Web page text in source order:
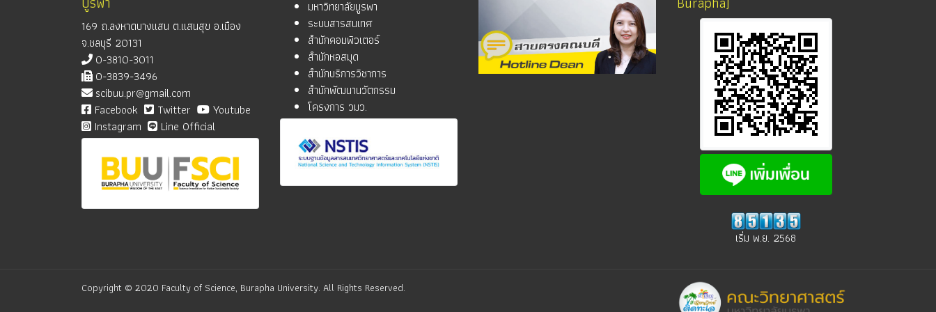
169 ถ.ลงหาดบางแสน ต.แสนสุข อ.เมือง
จ.ชลบุรี 20131
0-3810-3011
0-3839-3496
scibuu.pr@gmail.com
Facebook
Twitter
Youtube
Instagram
Line Official
มหาวิทยาลัยบูรพา
ระบบสารสนเทศ
สำนักคอมพิวเตอร์
สำนักหอสมุด
สำนักบริการวิชาการ
สำนักพัฒนานวัตกรรม
โครงการ วมว.
เริ่ม พ.ย. 2568
Copyright © 2020 Faculty of Science, Burapha University. All Rights Reserved.